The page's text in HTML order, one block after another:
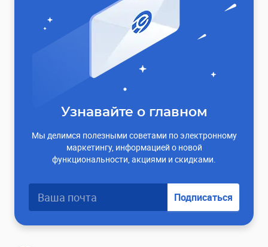
Узнавайте о главном
Мы делимся полезными советами по электронному
маркетингу, информацией о новой
функциональности, акциями и скидками.
Подписаться